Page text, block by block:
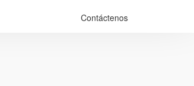
Contáctenos